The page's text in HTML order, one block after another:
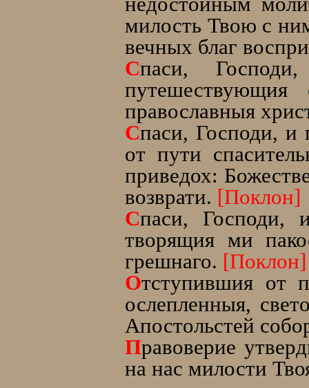
милость Твою с
вечных благ
Спаси,
православныя
Спаси, Господи, и
от пути
приведох:
возврати. [Поклон]
Спаси, Господи,
творящия ми
грешнаго. [Поклон]
Отступившия от
ослепленныя,
Апостольстей
Правоверие
на нас милости